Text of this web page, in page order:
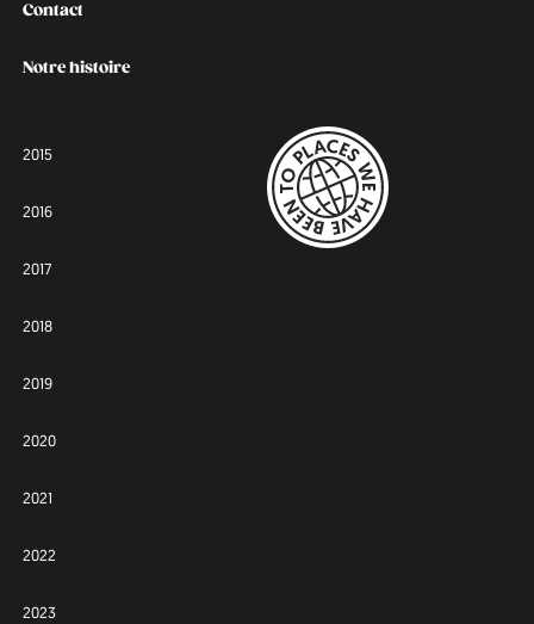
Contact
Notre histoire
2015
2016
2017
2018
2019
2020
2021
2022
2023